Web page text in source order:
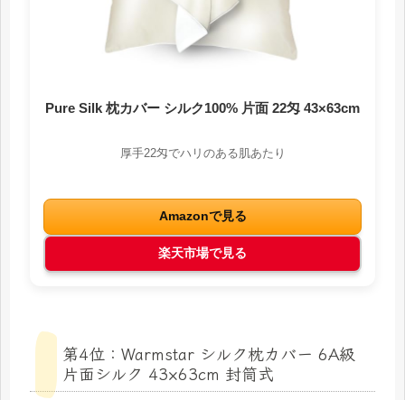
Pure Silk 枕カバー シルク100% 片面 22匁 43×63cm
厚手22匁でハリのある肌あたり
Amazonで見る
楽天市場で見る
第4位：Warmstar シルク枕カバー 6A級
片面シルク 43×63cm 封筒式